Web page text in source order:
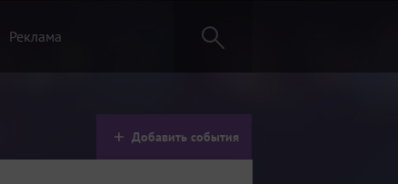
Реклама
Добавить события